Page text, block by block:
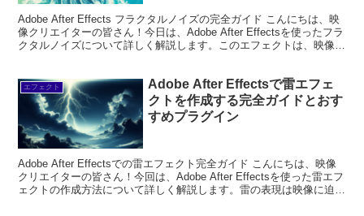
Adobe After Effects フラクタルノイズの完全ガイド こんにちは、映
像クリエイターの皆さん！今日は、Adobe After Effectsを使ったフラ
クタルノイズについて詳しく解説します。このエフェクトは、映像制
エフェクト
Adobe After Effectsで雷エフェ
クトを作成する完全ガイドとおす
すめプラグイン
Adobe After Effectsでの雷エフェクト完全ガイド こんにちは、映像
クリエイターの皆さん！今回は、Adobe After Effectsを使った雷エフ
ェクトの作成方法について詳しく解説します。雷の表現は映像に迫力